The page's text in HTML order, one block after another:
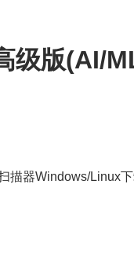
级版(AI/
描器Windows/Linux